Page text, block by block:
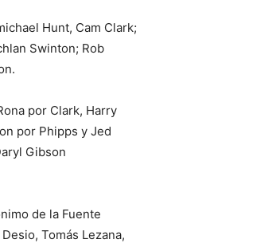
Hunt, Cam Clark;
Swinton; Rob
por Clark, Harry
por Phipps y Jed
Gibson
de la Fuente
Tomás Lezana,